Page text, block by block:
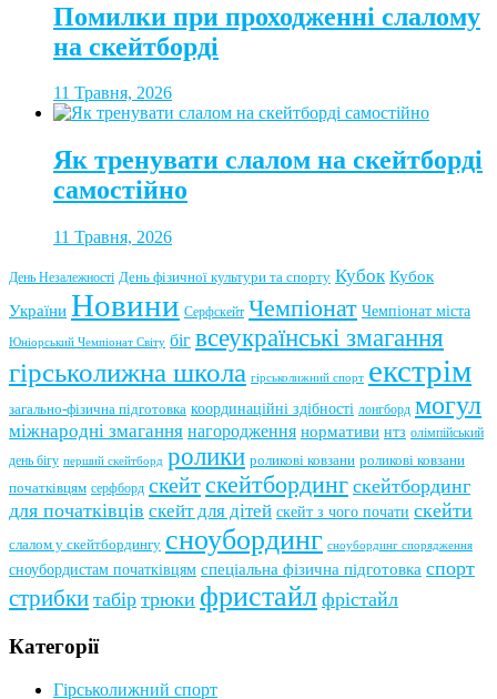
Помилки при проходженні слалому
на скейтборді
11 Травня, 2026
Як тренувати слалом на скейтборді
самостійно
11 Травня, 2026
День Незалежності День фізичної культури та спорту Кубок Кубок
України Новини Серфскейт Чемпіонат Чемпіонат міста
Юніорський Чемпіонат Світу біг всеукраїнські змагання
гірськолижна школа гірськолижний спорт екстрім
загально-фізична підготовка координаційні здібності лонгборд могул
міжнародні змагання нагородження нормативи нтз олімпійський
день бігу перший скейтборд ролики роликові ковзани роликові ковзани
початківцям серфборд скейтскейтбординг скейтбординг
для початківців скейт для дітей скейт з чого почати скейти
слалом у скейтбордингу сноубординг сноубординг спорядження
сноубордистам початківцям спеціальна фізична підготовка спорт
стрибки табір трюки фристайл фрістайл
Категорії
Гірськолижний спорт